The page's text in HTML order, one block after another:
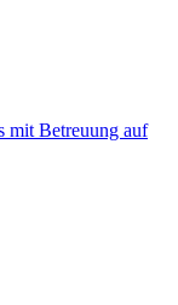
mit Betreuung auf